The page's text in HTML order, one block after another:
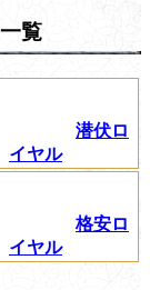
覧
潜伏ロ
イヤル
格安ロ
イヤル